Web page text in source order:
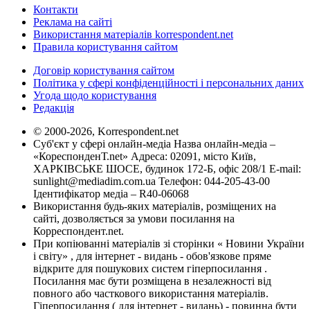
Контакти
Реклама на сайті
Використання матеріалів korrespondent.net
Правила користування сайтом
Договір користування сайтом
Політика у сфері конфіденційності і персональних даних
Угода щодо користування
Редакція
© 2000-2026, Korrespondent.net
Суб'єкт у сфері онлайн-медіа Назва онлайн-медіа –
«КореспонденТ.net» Адреса: 02091, місто Київ,
ХАРКІВСЬКЕ ШОСЕ, будинок 172-Б, офіс 208/1 E-mail:
sunlight@mediadim.com.ua Телефон: 044-205-43-00
Ідентифікатор медіа – R40-06068
Використання будь-яких матеріалів, розміщених на
сайті, дозволяється за умови посилання на
Корреспондент.net.
При копіюванні матеріалів зі сторінки « Новини України
і світу» , для інтернет - видань - обов'язкове пряме
відкрите для пошукових систем гіперпосилання .
Посилання має бути розміщена в незалежності від
повного або часткового використання матеріалів.
Гіперпосилання ( для інтернет - видань) - повинна бути